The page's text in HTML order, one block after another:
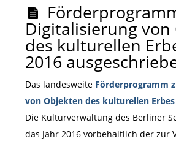
Digitalisierung von
des kulturellen
2016
Das landesweite Förderprogramm
von Objekten des kulturellen Erbes
Die Kulturverwaltung des Berliner
das Jahr 2016 vorbehaltlich der zur